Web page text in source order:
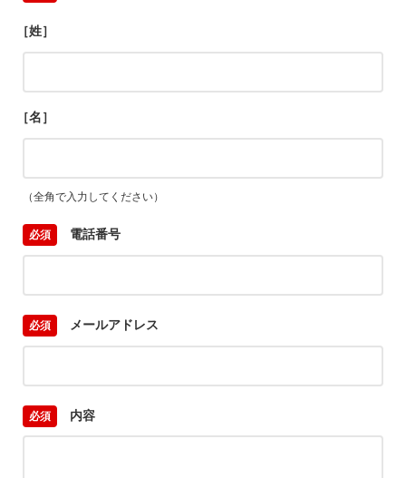
［姓］
［名］
（全角で入力してください）
電話番号
メールアドレス
内容